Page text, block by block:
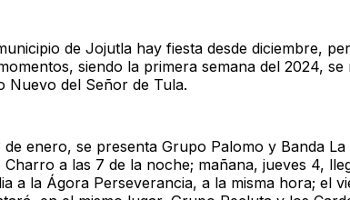
de Jojutla hay fiesta desde diciembre,
siendo la primera semana del 2024, se
Nuevo del Señor de Tula.
de enero, se presenta Grupo Palomo y Banda
Charro a las 7 de la noche; mañana, jueves 4,
a la Ágora Perseverancia, a la misma hora; el